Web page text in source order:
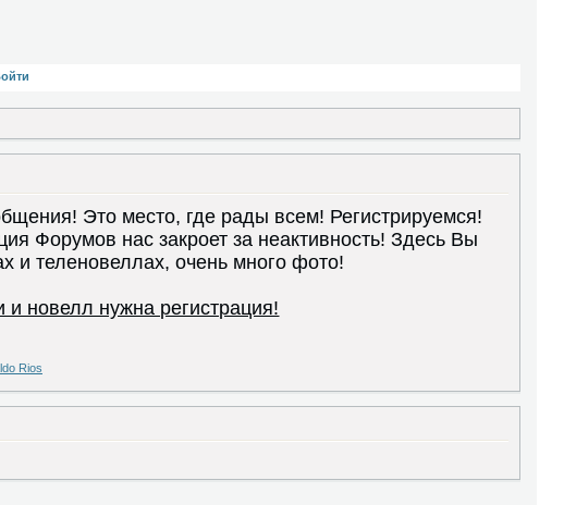
Это место, где рады всем! Регистрируемся!
Форумов нас закроет за неактивность! Здесь Вы
и теленовеллах, очень много фото!
новелл нужна регистрация!